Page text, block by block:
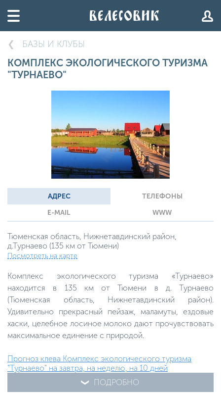
БАЗЫ И КЛУБЫ
КОМПЛЕКС ЭКОЛОГИЧЕСКОГО ТУРИЗМА
"ТУРНАЕВО"
АДРЕС
ТЕЛЕФОНЫ
E-MAIL
WWW
Тюменская область, Нижнетавдинский район,
д.Турнаево (135 км от Тюмени)
Посмотреть на карте
Комплекс экологического туризма «Турнаево»
находится в 135 км от Тюмени в д. Турнаево
(Тюменская область, Нижнетавдинский район).
Удивительно прекрасный пейзаж, маламуты, ездовые
хаски, целебное лосиное молоко дают прочувствовать
максимальное единение с природой.
Прогноз клева Комплекс экологического туризма
"Турнаево" на завтра, на неделю, на 10 дней
ПОДРОБНО